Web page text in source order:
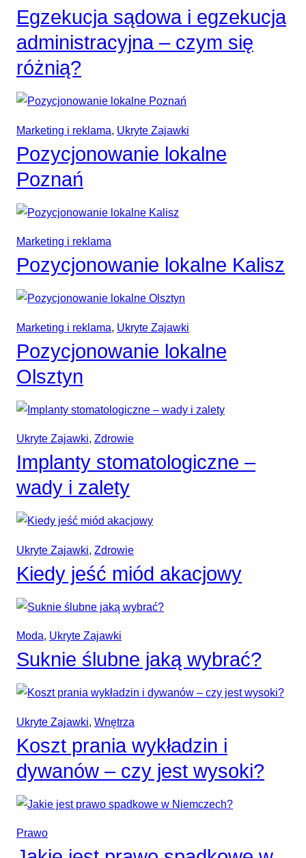
Egzekucja sądowa i egzekucja
administracyjna – czym się
różnią?
Marketing i reklama Ukryte Zajawki
Pozycjonowanie lokalne
Poznań
Marketing i reklama
Pozycjonowanie lokalne Kalisz
Marketing i reklama Ukryte Zajawki
Pozycjonowanie lokalne
Olsztyn
Ukryte Zajawki, Zdrowie
Implanty stomatologiczne –
wady i zalety
Ukryte Zajawki Zdrowie
Kiedy jeść miód akacjowy
Moda, Ukryte Zajawki
Suknie ślubne jaką wybrać?
Ukryte Zajawki Wnętrza
Koszt prania wykładzin i
dywanów – czy jest wysoki?
Prawo